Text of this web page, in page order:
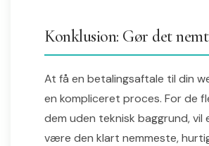
Konklusion: Gør det
At få en betalingsaftale til din
en kompliceret proces. For de
dem uden teknisk baggrund,
være den klart nemmeste,